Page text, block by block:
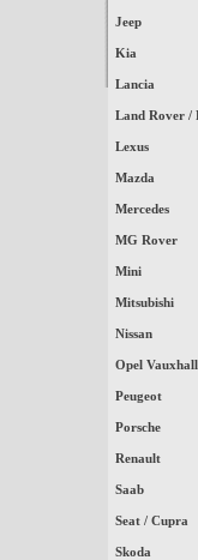
Jeep
Kia
Lancia
Land Rover /
Lexus
Mazda
Mercedes
MG Rover
Mini
Mitsubishi
Nissan
Opel Vauxhall
Peugeot
Porsche
Renault
Saab
Seat / Cupra
Skoda